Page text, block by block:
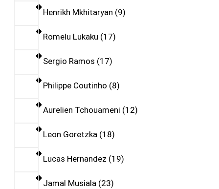
Henrikh Mkhitaryan 9
Romelu Lukaku 17
Sergio Ramos 17
Philippe Coutinho 8
Aurelien Tchouameni 12
Leon Goretzka 18
Lucas Hernandez 19
Jamal Musiala 23